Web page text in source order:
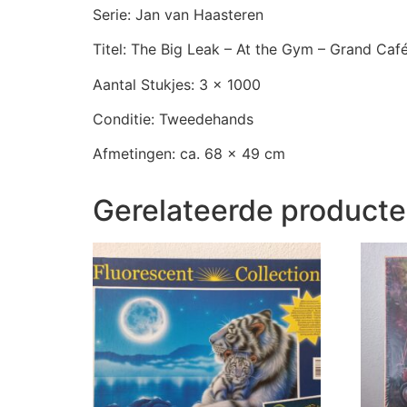
Serie: Jan van Haasteren
Titel: The Big Leak – At the Gym – Grand
Aantal Stukjes: 3 x 1000
Conditie: Tweedehands
Afmetingen: ca. 68 x 49 cm
Gerelateerde